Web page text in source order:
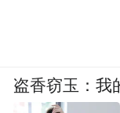
盗香窃玉：我